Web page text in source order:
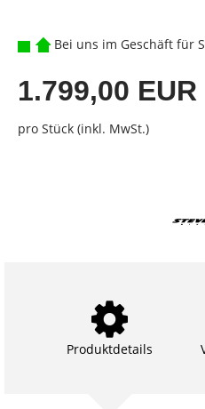
Bei uns im Geschäft für
1.799,00 EUR
pro Stück (inkl. MwSt.)
Produktdetails